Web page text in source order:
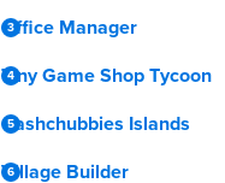
Office Manager
Tiny Game Shop Tycoon
Cashchubbies Islands
Village Builder